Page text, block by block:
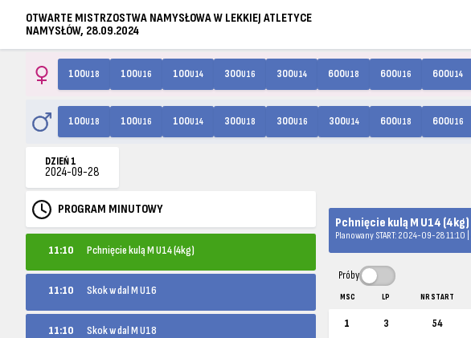
OTWARTE MISTRZOSTWA NAMYSŁOWA W LEKKIEJ ATLETYCE
NAMYSŁÓW, 28.09.2024
100U18 100U16 100U14 300U16 300U14 600U18 600U16 600U14
100U18 100U16 100U14 300U18 300U16 300U14 600U18 600U16
DZIEŃ 1
2024-09-28
PROGRAM MINUTOWY
11:10 Pchnięcie kulą M U14 (4kg)
11:10 Skok w dal M U16
11:10 Skok w dal M U18
Pchnięcie kulą M U14 (4kg)
Planowany START: 2024-09-28 11:10 |
Próby
MSC LP NR START
1 3 54